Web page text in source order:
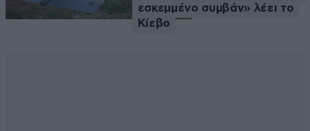
εσκεμμένο συμβάν» λέει το
Κίεβο